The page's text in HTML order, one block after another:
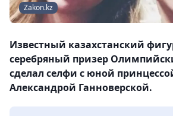
Zakon.kz
Известный казахстанский
серебряный призер
сделал селфи с юной
Александрой Ганноверской.